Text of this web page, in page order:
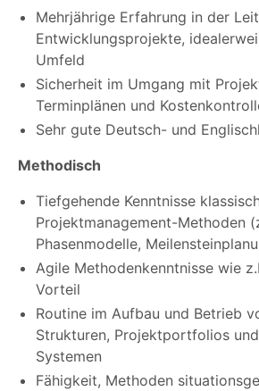
Mehrjährige Erfahrung in der
Entwicklungsprojekte,
Umfeld
Sicherheit im Umgang mit
Terminplänen und
Sehr gute Deutsch- und
Methodisch
Tiefgehende Kenntnisse
Projektmanagement-Methoden
Phasenmodelle,
Agile Methodenkenntnisse wie
Vorteil
Routine im Aufbau und Betrieb
Strukturen, Projektportfolios
Systemen
Fähigkeit, Methoden